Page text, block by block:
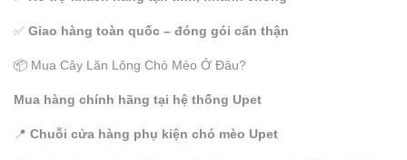
✅ Giao hàng toàn quốc – đóng gói cẩn thận
📦 Mua Cây Lăn Lông Chó Mèo Ở Đâu?
Mua hàng chính hãng tại hệ thống Upet
📍 Chuỗi cửa hàng phụ kiện chó mèo Upet